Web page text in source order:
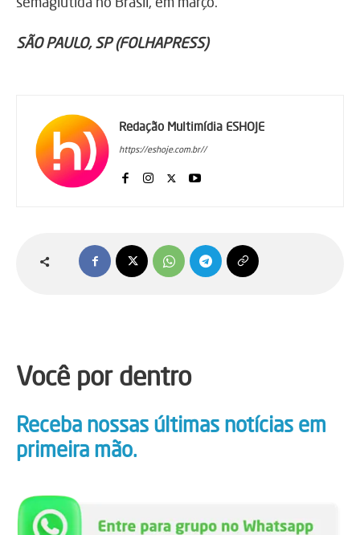
SÃO PAULO, SP (FOLHAPRESS)
Redação Multimídia ESHOJE
https://eshoje.com.br//
Você por dentro
Receba nossas últimas notícias em
primeira mão.